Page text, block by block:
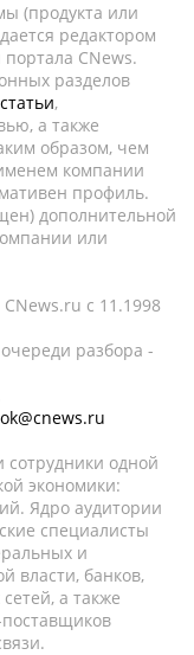
(продукта или
редактором
CNews.
разделов
статьи,
а также
образом, чем
компании
профиль.
дополнительной
или
c 11.1998
разбора -
сотрудники одной
экономики:
Ядро аудитории
специалисты
и
власти, банков,
а также